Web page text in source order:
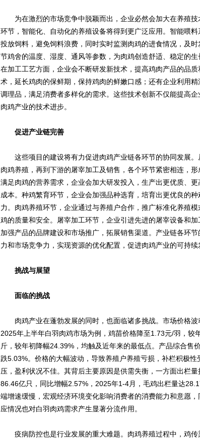
为在激烈的市场竞争中脱颖而出，企业必然会加大在养殖技
环节，智能化、自动化的养殖设备将得到更广泛应用。智能喂
投放饲料，避免饲料浪费，同时实时监测肉鸡的进食情况，及
节鸡舍的温度、湿度、通风等参数，为肉鸡创造舒适、稳定的生
在加工工艺方面，企业会不断研发新技术，提高鸡肉产品的品
术，延长鸡肉的保鲜期，保持鸡肉的鲜嫩口感；还有企业利用精
调理品，满足消费者多样化的需求。这些技术创新不仅能提高
肉鸡产业的技术进步。
促进产业链完善
这些项目的建设将有力促进肉鸡产业链各环节的协同发展。
肉鸡养殖，再到下游的屠宰加工及销售，各个环节紧密相连，
满足肉鸡的营养需求，企业会加大研发投入，生产出更优质、
成本。种鸡繁育环节，企业会加强品种选育，培育出更优良的
力。肉鸡养殖环节，企业通过与养殖户合作，推广标准化养殖
鸡的质量和安全。屠宰加工环节，企业引进先进的屠宰设备和
加强产品的品牌建设和市场推广，拓展销售渠道。产业链各环
力和市场竞争力，实现资源的优化配置，促进肉鸡产业的可持续
挑战与展望
面临的挑战
肉鸡产业在蓬勃发展的同时，也面临诸多挑战。市场价格波
2025年上半年白羽肉鸡市场为例，鸡苗价格降至1.73元/羽，较
斤，较年初降幅24.39%，均触及近年来的最低点。产品综合售
跌5.03%。价格的大幅波动，导致养殖户养殖亏损，补栏积极
压，盈利状况不佳。其背后主要原因是供需失衡，一方面出栏
86.46亿只，同比增幅2.57%，2025年1-4月，毛鸡出栏量达
端增速缓慢，宏观经济环境变化影响消费者的消费能力和意愿
应情况也对白羽肉鸡需求产生显著分流作用。
疫病防控也是行业发展的重大难题。肉鸡养殖过程中，鸡传